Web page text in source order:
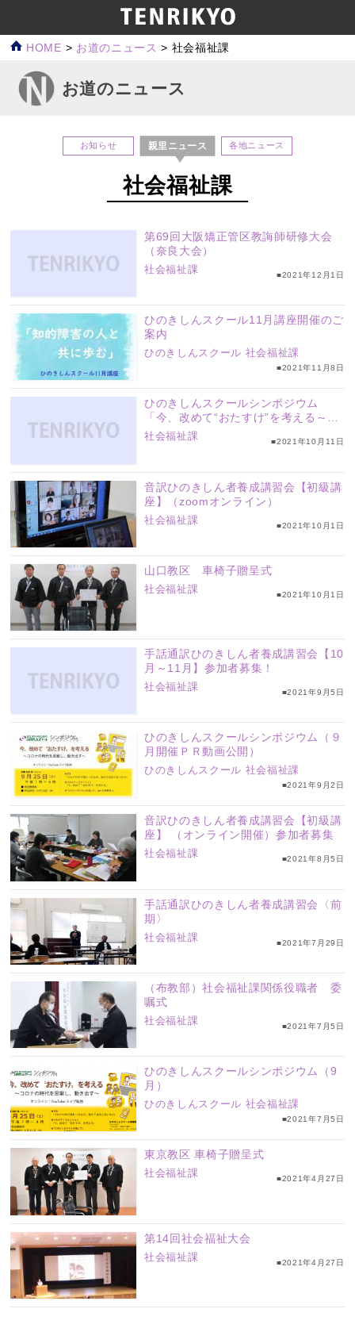
HOME > お道のニュース > 社会福祉課
お道のニュース
お知らせ 親里ニュース 各地ニュース
社会福祉課
第69回大阪矯正管区教誨師研修大会
（奈良大会）
社会福祉課
■2021年12月1日
ひのきしんスクール11月講座開催のご
案内
ひのきしんスクール 社会福祉課
■2021年11月8日
ひのきしんスクールシンポジウム
「今、改めて“おたすけ”を考える～コ
ロナの時代を思案し、動き出す～」
社会福祉課 ■2021年10月11日
音訳ひのきしん者養成講習会【初級講
座】（zoomオンライン）
社会福祉課
■2021年10月1日
山口教区 車椅子贈呈式
社会福祉課
■2021年10月1日
手話通訳ひのきしん者養成講習会【10
月～11月】参加者募集！
社会福祉課
■2021年9月5日
ひのきしんスクールシンポジウム（９
月開催ＰＲ動画公開）
ひのきしんスクール 社会福祉課
■2021年9月2日
音訳ひのきしん者養成講習会【初級講
座】 （オンライン開催）参加者募集
社会福祉課
■2021年8月5日
手話通訳ひのきしん者養成講習会〈前
期〉
社会福祉課
■2021年7月29日
（布教部）社会福祉課関係役職者 委
嘱式
社会福祉課
■2021年7月5日
ひのきしんスクールシンポジウム（9
月）
ひのきしんスクール 社会福祉課
■2021年7月5日
東京教区 車椅子贈呈式
社会福祉課
■2021年4月27日
第14回社会福祉大会
社会福祉課
■2021年4月27日